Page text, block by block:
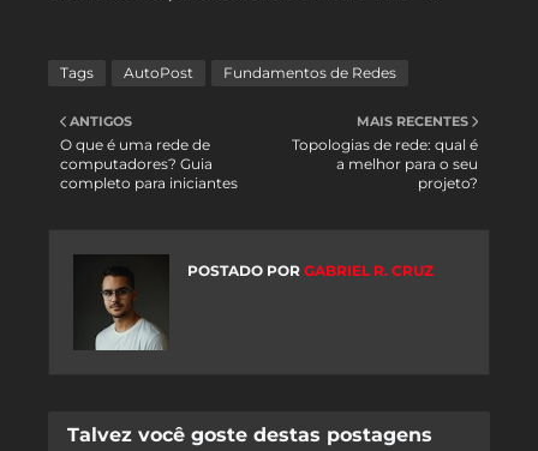
Tags AutoPost Fundamentos de Redes
MAIS RECENTES
Topologias de rede: qual é
a melhor para o seu
projeto?
ANTIGOS
O que é uma rede de
computadores? Guia
completo para iniciantes
POSTADO POR GABRIEL R. CRUZ
Talvez você goste destas postagens